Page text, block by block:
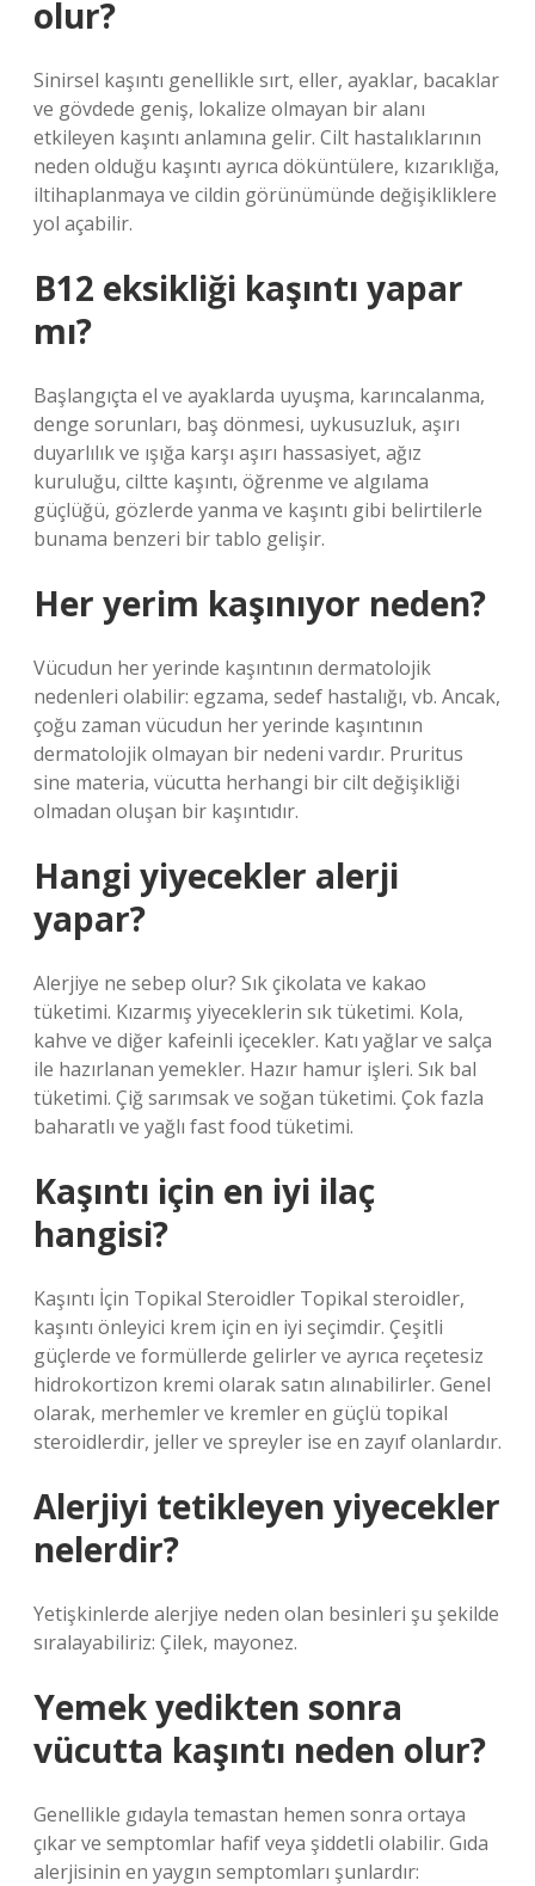
olur?
Sinirsel kaşıntı genellikle sırt, eller, ayaklar, bacaklar
ve gövdede geniş, lokalize olmayan bir alanı
etkileyen kaşıntı anlamına gelir. Cilt hastalıklarının
neden olduğu kaşıntı ayrıca döküntülere, kızarıklığa,
iltihaplanmaya ve cildin görünümünde değişikliklere
yol açabilir.
B12 eksikliği kaşıntı yapar
mı?
Başlangıçta el ve ayaklarda uyuşma, karıncalanma,
denge sorunları, baş dönmesi, uykusuzluk, aşırı
duyarlılık ve ışığa karşı aşırı hassasiyet, ağız
kuruluğu, ciltte kaşıntı, öğrenme ve algılama
güçlüğü, gözlerde yanma ve kaşıntı gibi belirtilerle
bunama benzeri bir tablo gelişir.
Her yerim kaşınıyor neden?
Vücudun her yerinde kaşıntının dermatolojik
nedenleri olabilir: egzama, sedef hastalığı, vb. Ancak,
çoğu zaman vücudun her yerinde kaşıntının
dermatolojik olmayan bir nedeni vardır. Pruritus
sine materia, vücutta herhangi bir cilt değişikliği
olmadan oluşan bir kaşıntıdır.
Hangi yiyecekler alerji
yapar?
Alerjiye ne sebep olur? Sık çikolata ve kakao
tüketimi. Kızarmış yiyeceklerin sık tüketimi. Kola,
kahve ve diğer kafeinli içecekler. Katı yağlar ve salça
ile hazırlanan yemekler. Hazır hamur işleri. Sık bal
tüketimi. Çiğ sarımsak ve soğan tüketimi. Çok fazla
baharatlı ve yağlı fast food tüketimi.
Kaşıntı için en iyi ilaç
hangisi?
Kaşıntı İçin Topikal Steroidler Topikal steroidler,
kaşıntı önleyici krem ​​için en iyi seçimdir. Çeşitli
güçlerde ve formüllerde gelirler ve ayrıca reçetesiz
hidrokortizon kremi olarak satın alınabilirler. Genel
olarak, merhemler ve kremler en güçlü topikal
steroidlerdir, jeller ve spreyler ise en zayıf olanlardır.
Alerjiyi tetikleyen yiyecekler
nelerdir?
Yetişkinlerde alerjiye neden olan besinleri şu şekilde
sıralayabiliriz: Çilek, mayonez.
Yemek yedikten sonra
vücutta kaşıntı neden olur?
Genellikle gıdayla temastan hemen sonra ortaya
çıkar ve semptomlar hafif veya şiddetli olabilir. Gıda
alerjisinin en yaygın semptomları şunlardır: